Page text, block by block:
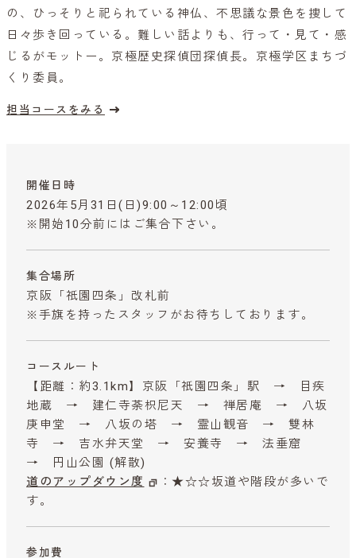
の、ひっそりと祀られている神仏、不思議な景色を捜して
日々歩き回っている。難しい話よりも、行って・見て・感
じるがモットー。京極歴史探偵団探偵長。京極学区まちづ
くり委員。
担当コースをみる
開催日時
2026年5月31日(日)9:00～12:00頃
※開始10分前にはご集合下さい。
集合場所
京阪「祇園四条」改札前
※手旗を持ったスタッフがお待ちしております。
コースルート
【距離：約3.1km】京阪「祇園四条」駅 → 目疾
地蔵 → 建仁寺荼枳尼天 → 禅居庵 → 八坂
庚申堂 → 八坂の塔 → 霊山観音 → 雙林
寺 → 吉水弁天堂 → 安養寺 → 法垂窟
→ 円山公園 (解散)
道のアップダウン度
：★☆☆坂道や階段が多いで
す。
参加費